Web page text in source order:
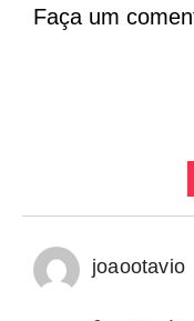
Faça um
joaootavio